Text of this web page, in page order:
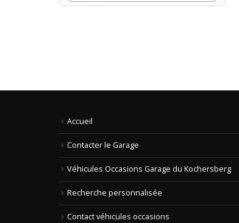
Accueil
Contacter le Garage
Véhicules Occasions Garage du Kochersberg
Recherche personnalisée
Contact véhicules occasions